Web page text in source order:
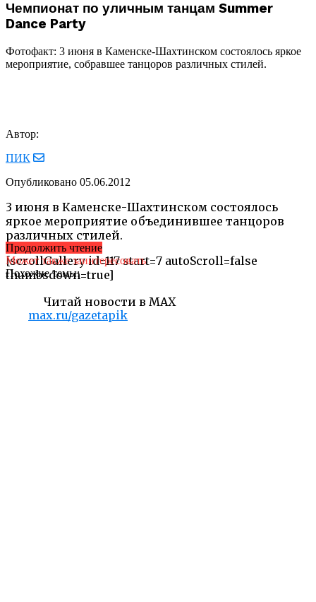
Чемпионат по уличным танцам Summer
Dance Party
Фотофакт: 3 июня в Каменске-Шахтинском состоялось яркое
мероприятие, собравшее танцоров различных стилей.
Автор:
ПИК
Опубликовано 05.06.2012
3 июня в Каменске-Шахтинском состоялось
яркое мероприятие объединившее танцоров
различных стилей.
[scrollGallery id=117 start=7 autoScroll=false
thumbsdown=true]
Читай новости в MAX
max.ru/gazetapik
Продолжить чтение
Может также заинтересовать
Похожие темы: